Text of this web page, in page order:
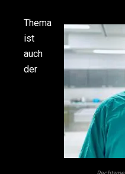
Thema
ist
auch
der